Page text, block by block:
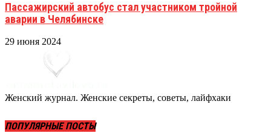
Пассажирский автобус стал участником тройной
аварии в Челябинске
29 июня 2024
Женский журнал. Женские секреты, советы, лайфхаки
ПОПУЛЯРНЫЕ ПОСТЫ